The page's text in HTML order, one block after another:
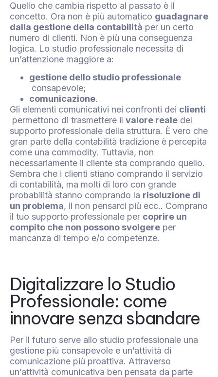
Quello che cambia rispetto al passato è il
concetto. Ora non è più automatico guadagnare
dalla gestione della contabilità per un certo
numero di clienti. Non è più una conseguenza
logica. Lo studio professionale necessita di
un’attenzione maggiore a:
gestione dello studio professionale
consapevole;
comunicazione.
Gli elementi comunicativi nei confronti dei clienti
permettono di trasmettere il valore reale del
supporto professionale della struttura. È vero che
gran parte della contabilità tradizione è percepita
come una commodity. Tuttavia, non
necessariamente il cliente sta comprando quello.
Sembra che i clienti stiano comprando il servizio
di contabilità, ma molti di loro con grande
probabilità stanno comprando la risoluzione di
un problema, il non pensarci più ecc.. Comprano
il tuo supporto professionale per coprire un
compito che non possono svolgere per
mancanza di tempo e/o competenze.
Digitalizzare lo Studio
Professionale: come
innovare senza sbandare
Per il futuro serve allo studio professionale una
gestione più consapevole e un’attività di
comunicazione più proattiva. Attraverso
un’attività comunicativa ben pensata da parte